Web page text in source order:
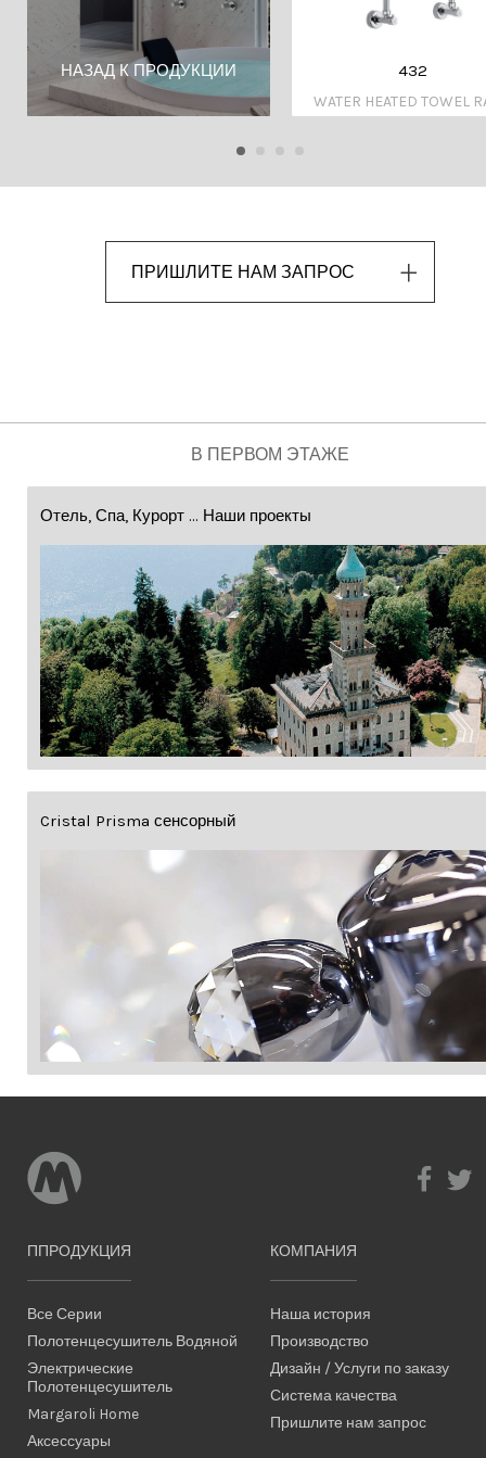
НАЗАД К ПРОДУКЦИИ 432
WATER HEATED TOWEL
ПРИШЛИТЕ НАМ ЗАПРОС
В ПЕРВОМ ЭТАЖЕ
Отель, Спа, Курорт ... Наши проекты
Cristal Prisma сенсорный
ППРОДУКЦИЯ
Все Серии
Полотенцесушитель Водяной
Электрические
Полотенцесушитель
Margaroli Home
Аксессуары
КОМПАНИЯ
Наша история
Производство
Дизайн / Услуги по заказу
Система качества
Пришлите нам запрос